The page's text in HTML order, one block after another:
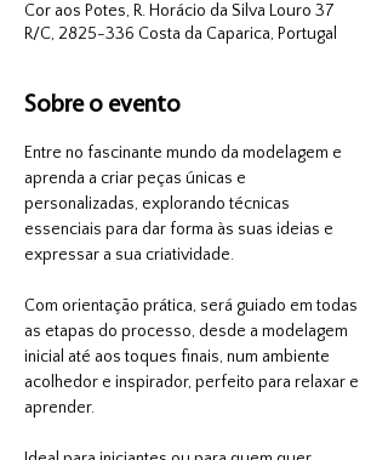
Cor aos Potes, R. Horácio da Silva Louro 37
R/C, 2825-336 Costa da Caparica, Portugal
Sobre o evento
Entre no fascinante mundo da modelagem e
aprenda a criar peças únicas e
personalizadas, explorando técnicas
essenciais para dar forma às suas ideias e
expressar a sua criatividade.
Com orientação prática, será guiado em todas
as etapas do processo, desde a modelagem
inicial até aos toques finais, num ambiente
acolhedor e inspirador, perfeito para relaxar e
aprender.